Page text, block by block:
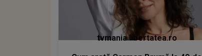
tvmania.libertatea.ro